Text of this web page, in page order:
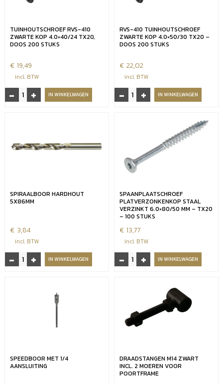
stuks
aantal
stuks
aantal
TUINHOUTSCHROEF RVS-410
ZWARTE KOP 4.0×40/24 TX20,
DOOS 200 STUKS
€ 19,49
incl. BTW
-
Tuinhoutschroef
RVS-
4.0x40/24
aantal
+ IN WINKELWAGEN
RVS-410 TUINHOUTSCHROEF
ZWARTE KOP 4.0×50/30 TX20 –
DOOS 200 STUKS
€ 22,02
incl. BTW
-
RVS-
410
TX20
stuks
aantal
+ IN WINKELWAGEN
SPIRAALBOOR HARDHOUT
5X86MM
€ 3,84
incl. BTW
-
Spiraalboor
Hardhout
+ IN WINKELWAGEN
SPAANPLAATSCHROEF
PLATVERZONKENKOP STAAL
VERZINKT 6.0×80/50 MM – TX20
– 100 STUKS
€ 13,77
incl. BTW
-
Spaanplaatschroef
platverzonkenkop
stuks
aantal
+ IN WINKELWAGEN
SPEEDBOOR MET 1/4
AANSLUITING
DRAADSTANGEN M14 ZWART
INCL. 2 MOEREN VOOR
POORTFRAME